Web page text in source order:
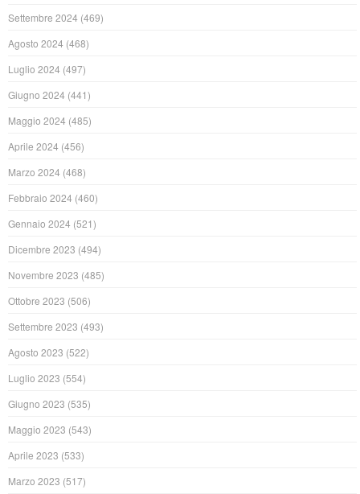
Settembre 2024 (469)
Agosto 2024 (468)
Luglio 2024 (497)
Giugno 2024 (441)
Maggio 2024 (485)
Aprile 2024 (456)
Marzo 2024 (468)
Febbraio 2024 (460)
Gennaio 2024 (521)
Dicembre 2023 (494)
Novembre 2023 (485)
Ottobre 2023 (506)
Settembre 2023 (493)
Agosto 2023 (522)
Luglio 2023 (554)
Giugno 2023 (535)
Maggio 2023 (543)
Aprile 2023 (533)
Marzo 2023 (517)